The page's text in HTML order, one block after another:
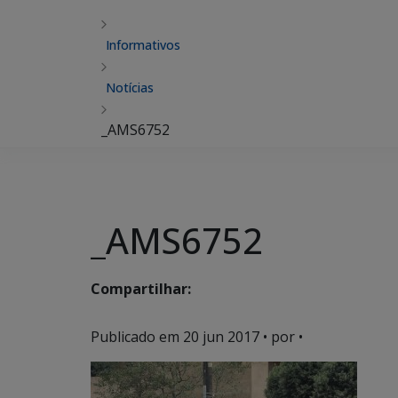
Informativos
Notícias
_AMS6752
_AMS6752
Compartilhar:
Publicado em 20 jun 2017 • por •